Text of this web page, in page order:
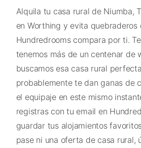
Alquila tu casa rural de Niumba,
en Worthing y evita quebraderos
Hundredrooms compara por ti.
tenemos más de un centenar de
buscamos esa casa rural
probablemente te dan ganas de
el equipaje en este mismo
registras con tu email en
guardar tus alojamientos
pase ni una oferta de casa rural,